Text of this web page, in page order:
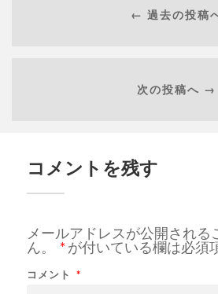
← 過去の投稿
次の投稿へ →
コメントを残す
メールアドレスが公開される
ん。
*が付いている欄は必須
コメント *